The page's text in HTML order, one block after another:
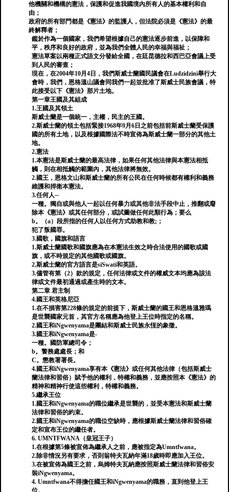
他機關和機構的憲法，保護和促進我國境內所有人的基本權利和自
由；
政府的所有部門都是《憲法》的監護人，但法院必須是《憲法》的最
終解釋者；
鑑於作為一個國家，我們希望根據自己的憲法逐步前進，以保障和
平，秩序和良好的政府，並為我們全體人民的幸福與福祉；
憲法草案以兩種正式語文分發給全國，在廷昆德拉和西巴亞會議上受
到人民的審查；
現在，在2004年10月4日，我們斯威士蘭國民議會在Ludzidzini舉行大
會時，我們，恩格溫山議會同我們一起並批准了斯威士民族會議，特
此接受以下《憲法》那片土地。
第一章王國及其組成
1.王國及其領土
斯威士蘭是一個統一，主權，民主的王國。
2.斯威士蘭的領土包括緊接1968年9月6日之前包括前斯威士蘭受保護
國的所有土地，以及根據國際法不時宣佈為斯威士蘭一部分的其他土
地。
2.憲法
1.本憲法是斯威士蘭的最高法律，如果任何其他法律與本憲法相抵
觸，則在相抵觸的範圍內，其他法律將無效。
2.國王，恩格文山和斯威士蘭的所有公民在任何時候都有權利和義務
維護和捍衛本憲法。
3.任何人─
一種。獨自或與他人一起以任何暴力或其他非法手段中止，推翻或廢
除本《憲法》或其任何部分，或試圖做任何此類行為；要么
b。（a）段所指的任何人以任何方式助教和教;；
犯了叛國罪。
3.國歌，國旗和語言
1.斯威士蘭國歌和國旗應為在本憲法生效之時合法使用的國歌或國
旗，或不時規定的其他國歌或國旗。
2.斯威士蘭的官方語言是siSwati和英語。
3.儘管有第（2）款的規定，任何法律或文件的權威文本均應為該法
律或文件最初通過或產生時的文本。
第二章 君主制
4.國王和英格尼亞
1.在不損害第228條的規定的前提下，斯威士蘭的國王和恩格溫雅瑪
是世襲國家元首，其官方名稱應為他登上王位時指定的名稱。
2.國王和iNgwenyama是團結和斯威士民族永恆的象徵。
3.國王和iNgwenyama是-
一種。國防軍總司令；
b。警務處處長；和
C。懲教署署長。
4.國王和iNgwenyama享有本《憲法》或任何其他法律（包括斯威士
蘭法律和習俗）賦予他的權利，特權和義務，並應按照本《憲法》的
精神和精神行使這些權利，特權和義務。
5.繼承王位
1.國王和iNgwenyama的職位繼承是世襲的，並受本憲法和斯威士蘭
法律和習俗的約束。
2.國王和iNgwenyama的職位空缺時，應根據斯威士蘭法律和習俗確
定和宣布王位的繼任者。
6. UMNTFWANA（皇冠王子）
1.在根據第5條被宣佈為繼承人之前，應被指定為Umntfwana。
2.除非情況另有要求，否則翁特夫瓦納年滿18歲時即應加入王位。
3.在被宣佈為國王之前，烏姆特夫瓦納應按照斯威士蘭法律和習俗安
裝iNgwenyama。
4. Umntfwana不得擔任國王和iNgwenyama的職務，直到他登上王
位。